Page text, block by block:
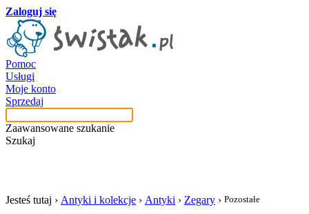
Zaloguj się
Pomoc
Usługi
Moje konto
Sprzedaj
Zaawansowane szukanie
Szukaj
Jesteś tutaj › Antyki i kolekcje › Antyki › Zegary › Pozostałe